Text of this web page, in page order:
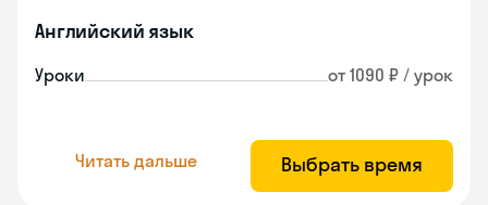
Английский язык
Уроки от 1090 ₽ / урок
Читать дальше Выбрать время